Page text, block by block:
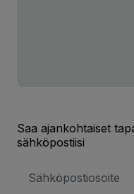
Saa ajankohtaiset
sähköpostiisi